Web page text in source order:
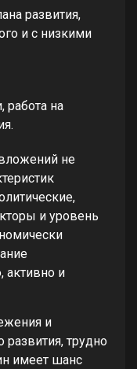
развития,
и с низкими
работа на
не
и уровень
активно и
и
развития, трудно
имеет шанс